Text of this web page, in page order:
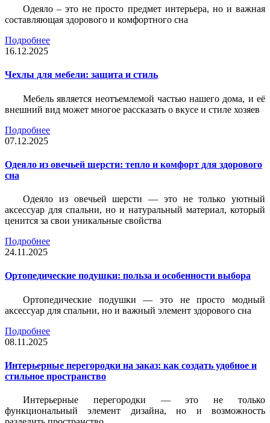
Одеяло – это не просто предмет интерьера, но и важная
составляющая здорового и комфортного сна
Подробнее
16.12.2025
Чехлы для мебели: защита и стиль
Мебель является неотъемлемой частью нашего дома, и её
внешний вид может многое рассказать о вкусе и стиле хозяев
Подробнее
07.12.2025
Одеяло из овечьей шерсти: тепло и комфорт для здорового
сна
Одеяло из овечьей шерсти — это не только уютный
аксессуар для спальни, но и натуральный материал, который
ценится за свои уникальные свойства
Подробнее
24.11.2025
Ортопедические подушки: польза и особенности выбора
Ортопедические подушки — это не просто модный
аксессуар для спальни, но и важный элемент здорового сна
Подробнее
08.11.2025
Интерьерные перегородки на заказ: как создать удобное и
стильное пространство
Интерьерные перегородки — это не только
функциональный элемент дизайна, но и возможность